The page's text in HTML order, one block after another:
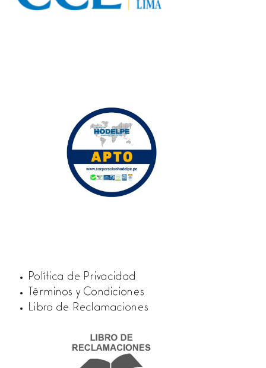
Política de Privacidad
Términos y Condiciones
Libro de Reclamaciones